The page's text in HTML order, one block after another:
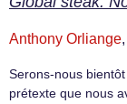
Anthony Orliange,
Serons-nous
prétexte que nous